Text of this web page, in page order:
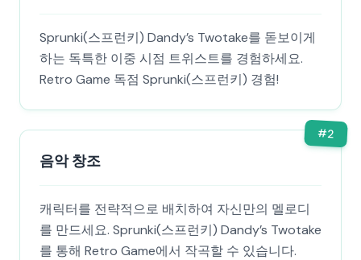
Sprunki(스프런키) Dandy’s Twotake를 돋보이게
하는 독특한 이중 시점 트위스트를 경험하세요.
Retro Game 독점 Sprunki(스프런키) 경험!
#2
음악 창조
캐릭터를 전략적으로 배치하여 자신만의 멜로디
를 만드세요. Sprunki(스프런키) Dandy’s Twotake
를 통해 Retro Game에서 작곡할 수 있습니다.